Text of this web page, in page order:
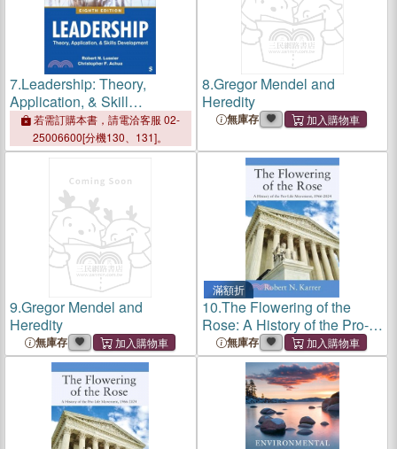
7.Leadership: Theory,
Application, & Skill
Development
若需訂購本書，請電洽客服 02-
25006600[分機130、131]。
8.Gregor Mendel and
Heredity
無庫存
9.Gregor Mendel and
Heredity
無庫存
滿額折
10.The Flowering of the
Rose: A History of the Pro-
Life Movement, 1966-2024
無庫存